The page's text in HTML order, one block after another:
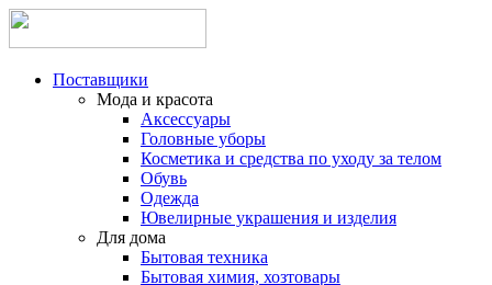
Поставщики
Мода и красота
Аксессуары
Головные уборы
Косметика и средства по уходу за телом
Обувь
Одежда
Ювелирные украшения и изделия
Для дома
Бытовая техника
Бытовая химия, хозтовары